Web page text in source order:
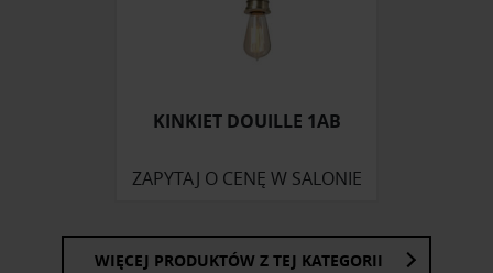
Partnerzy mogą połączyć te informacje z innymi danymi
otrzymanymi od Ciebie lub uzyskanymi podczas
KINKIET DOUILLE 1AB
ZAPYTAJ O CENĘ W SALONIE
WIĘCEJ PRODUKTÓW Z TEJ KATEGORII